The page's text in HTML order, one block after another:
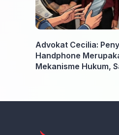
Advokat Cecilia:
Handphone
Mekanisme Hukum,